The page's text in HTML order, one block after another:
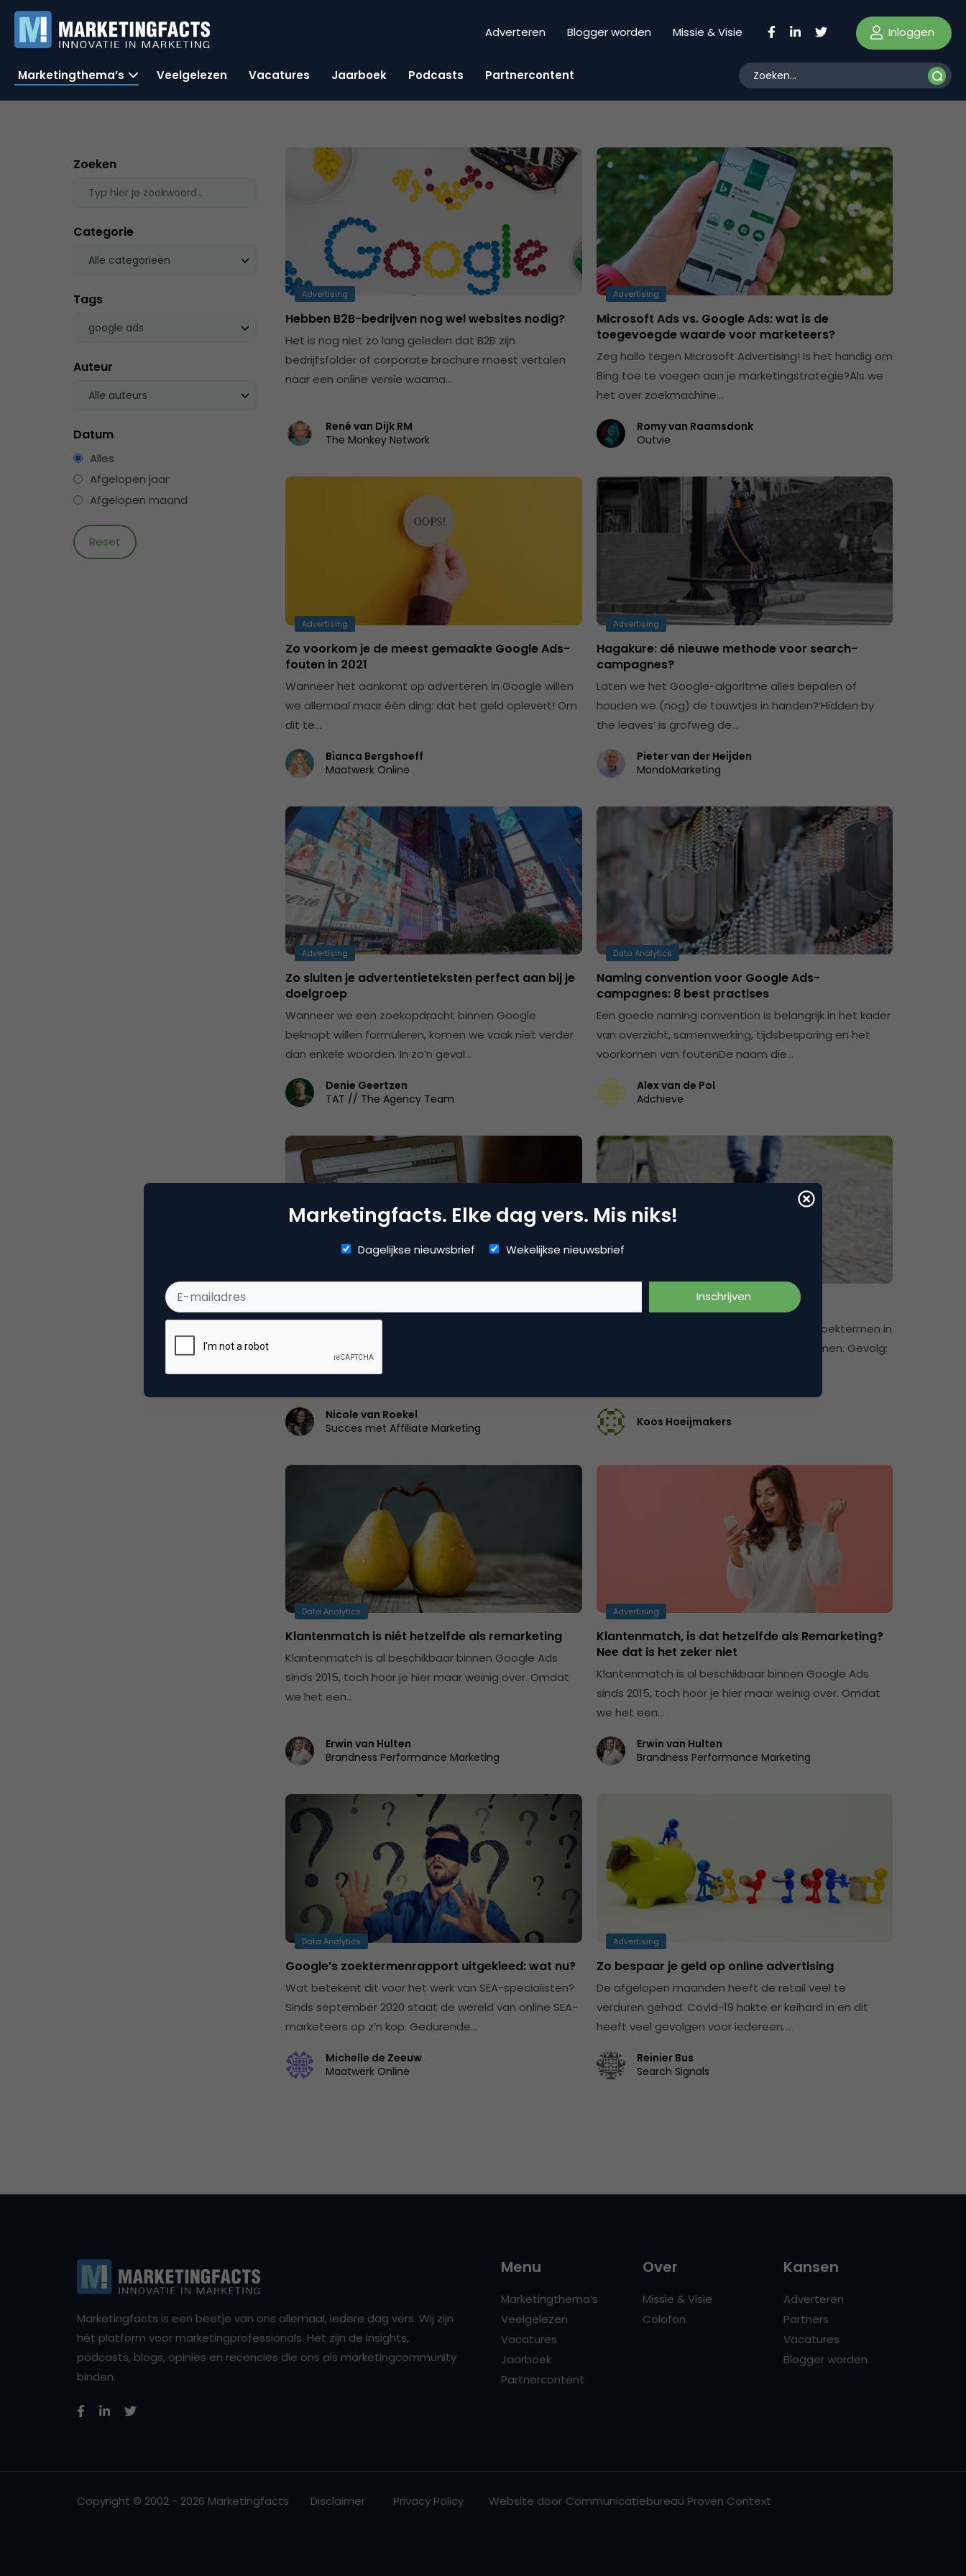
Adverteren Blogger worden Missie & Visie Inloggen
Marketingthema’s Veelgelezen Vacatures Jaarboek Podcasts Partnercontent
Zoeken
Categorie
Alle categorieën
Tags
google ads
Auteur
Alle auteurs
Datum
Alles
Afgelopen jaar
Afgelopen maand
Advertising
Hebben B2B-bedrijven nog wel websites nodig?
Het is nog niet zo lang geleden dat B2B zijn
bedrijfsfolder of corporate brochure moest vertalen
naar een online versie waarna…
René van Dijk RM
The Monkey Network
Advertising
Microsoft Ads vs. Google Ads: wat is de
toegevoegde waarde voor marketeers?
Zeg hallo tegen Microsoft Advertising! Is het handig om
Bing toe te voegen aan je marketingstrategie?Als we
het over zoekmachine…
Romy van Raamsdonk
Outvie
Advertising
Zo voorkom je de meest gemaakte Google Ads-
fouten in 2021
Wanneer het aankomt op adverteren in Google willen
we allemaal maar één ding: dat het geld oplevert! Om
dit te…
Bianca Bergshoeff
Maatwerk Online
Advertising
Hagakure: dé nieuwe methode voor search-
campagnes?
Laten we het Google-algoritme alles bepalen of
houden we (nog) de touwtjes in handen?‘Hidden by
the leaves’ is grofweg de…
Pieter van der Heijden
MondoMarketing
Advertising
Zo sluiten je advertentieteksten perfect aan bij je
doelgroep
Wanneer we een zoekopdracht binnen Google
beknopt willen formuleren, komen we vaak niet verder
dan enkele woorden. In zo’n geval…
Denie Geertzen
TAT // The Agency Team
Data Analytics
Naming convention voor Google Ads-
campagnes: 8 best practises
Een goede naming convention is belangrijk in het kader
van overzicht, samenwerking, tijdsbesparing en het
voorkomen van foutenDe naam die…
Alex van de Pol
Adchieve
Advertising
advertentiebudget
zonder je budget te verhogenAls je regelmatig via
Nicole van Roekel
Succes met Affiliate Marketing
Search & Conversie
Google’s verloren zoekdata: wat nu?
Eind deze zomer besloot Google minder zoektermen in
het zoektermenrapport terug te laten komen. Gevolg:
Koos Hoeijmakers
Data Analytics
Klantenmatch is niét hetzelfde als remarketing
Klantenmatch is al beschikbaar binnen Google Ads
sinds 2015, toch hoor je hier maar weinig over. Omdat
we het een…
Erwin van Hulten
Brandness Performance Marketing
Advertising
Klantenmatch, is dat hetzelfde als Remarketing?
Nee dat is het zeker niet
Klantenmatch is al beschikbaar binnen Google Ads
sinds 2015, toch hoor je hier maar weinig over. Omdat
we het een…
Erwin van Hulten
Brandness Performance Marketing
Data Analytics
Google’s zoektermenrapport uitgekleed: wat nu?
Wat betekent dit voor het werk van SEA-specialisten?
Sinds september 2020 staat de wereld van online SEA-
marketeers op z’n kop. Gedurende…
Michelle de Zeeuw
Maatwerk Online
Advertising
Zo bespaar je geld op online advertising
De afgelopen maanden heeft de retail veel te
verduren gehad. Covid-19 hakte er keihard in en dit
heeft veel gevolgen voor iedereen.…
Reinier Bus
Search Signals
Marketingfacts. Elke dag vers. Mis niks!
Dagelijkse nieuwsbrief Wekelijkse nieuwsbrief
Marketingfacts is een beetje van ons allemaal, iedere dag vers. Wij zijn
hét platform voor marketingprofessionals. Het zijn de insights,
podcasts, blogs, opinies en recencies die ons als marketingcommunity
binden.
Menu
Marketingthema’s
Veelgelezen
Vacatures
Jaarboek
Partnercontent
Over
Missie & Visie
Colofon
Kansen
Adverteren
Partners
Vacatures
Blogger worden
Copyright © 2002 - 2026 Marketingfacts Disclaimer Privacy Policy Website door Communicatiebureau Proven Context